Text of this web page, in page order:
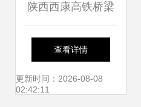
陕西西康高铁桥梁
工程建设进入加快
施工新阶段
查看详情
更新时间：2026-08-08
02:42:11